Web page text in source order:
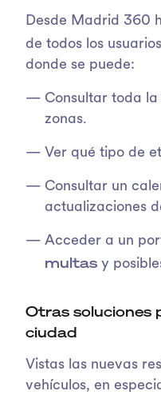
Desde Madrid 360
de todos los
donde se puede:
Consultar toda
zonas.
Ver qué tipo de
Consultar un
actualizaciones
Acceder a un
multas y
Otras soluciones
ciudad
Vistas las nuevas
vehículos, en